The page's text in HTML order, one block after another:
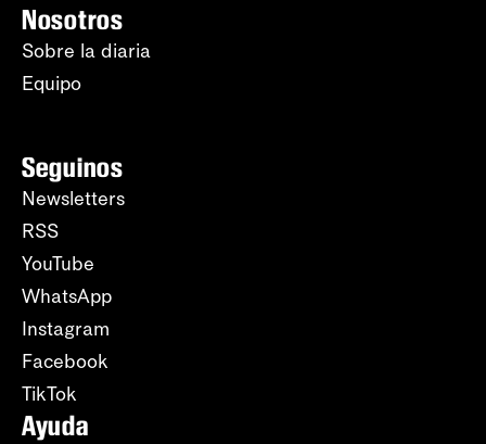
Nosotros
Sobre la diaria
Equipo
Seguinos
Newsletters
RSS
YouTube
WhatsApp
Instagram
Facebook
TikTok
Ayuda